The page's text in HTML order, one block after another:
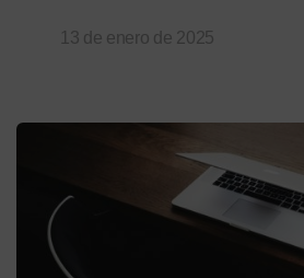
13 de enero de 2025